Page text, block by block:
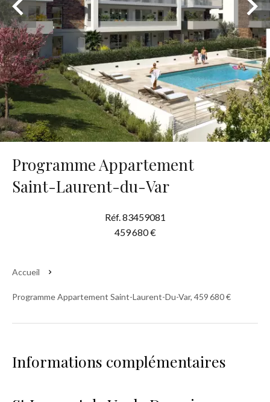
Programme Appartement
Saint-Laurent-du-Var
Réf. 83459081
459 680 €
Accueil
Programme Appartement Saint-Laurent-Du-Var, 459 680 €
Informations complémentaires